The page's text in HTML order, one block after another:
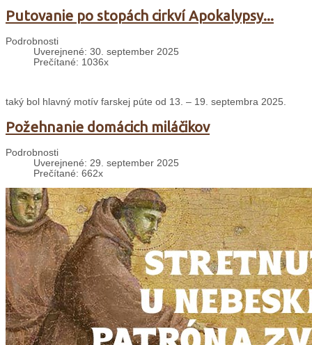
Putovanie po stopách cirkví Apokalypsy...
Podrobnosti
Uverejnené: 30. september 2025
Prečítané: 1036x
taký bol hlavný motív farskej púte od 13. – 19. septembra 2025.
Požehnanie domácich miláčikov
Podrobnosti
Uverejnené: 29. september 2025
Prečítané: 662x